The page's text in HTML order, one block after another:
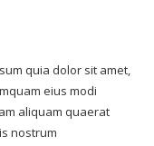
quia dolor sit amet,
eius modi
aliquam quaerat
nostrum